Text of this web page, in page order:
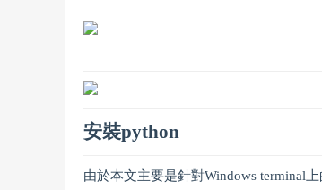
安裝python
由於本文主要是針對Windows terminal上